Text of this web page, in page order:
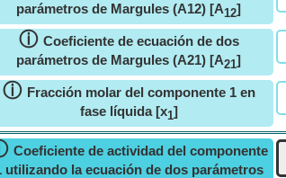
parámetros de Margules (A12) [A12]
ⓘ Coeficiente de ecuación de dos
parámetros de Margules (A21) [A21]
ⓘ Fracción molar del componente 1 en
fase líquida [x1]
Coeficiente de actividad del componente
utilizando la ecuación de dos parámetros